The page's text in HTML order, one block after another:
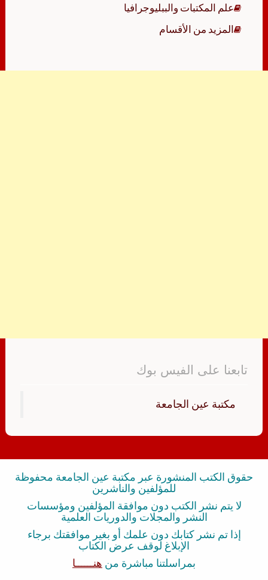
علم المكتبات والببليوجرافيا
المزيد من الأقسام
تابعنا على الفيس بوك
‏مكتبة عين الجامعة‏
حقوق الكتب المنشورة عبر مكتبة عين الجامعة محفوظة
للمؤلفين والناشرين
لا يتم نشر الكتب دون موافقة المؤلفين ومؤسسات
النشر والمجلات والدوريات العلمية
إذا تم نشر كتابك دون علمك أو بغير موافقتك برجاء
الإبلاغ لوقف عرض الكتاب
بمراسلتنا مباشرة من هنــــــا